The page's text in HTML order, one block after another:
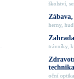
školství,
herny,
trávníky,
technika
oční